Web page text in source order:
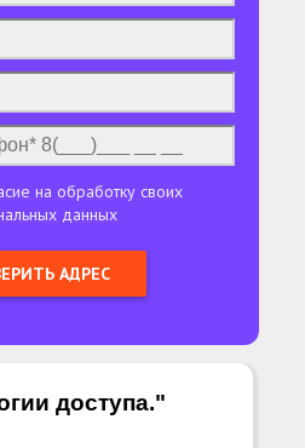
на обработку своих
данных
доступа."